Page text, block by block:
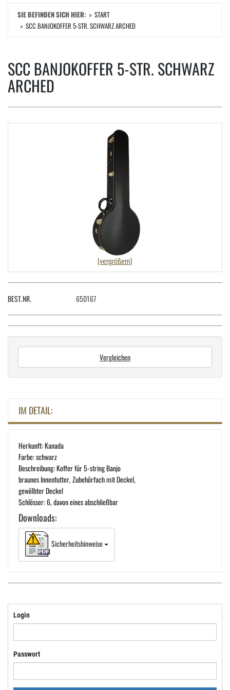
SIE BEFINDEN SICH HIER:
START
SCC BANJOKOFFER 5-STR. SCHWARZ ARCHED
SCC BANJOKOFFER 5-STR. SCHWARZ
ARCHED
[vergrößern]
BEST.NR. 650167
Vergleichen
IM DETAIL:
Herkunft: Kanada
Farbe: schwarz
Beschreibung: Koffer für 5-string Banjo
braunes Innenfutter, Zubehörfach mit Deckel,
gewölbter Deckel
Schlösser: 6, davon eines abschließbar
Downloads:
Sicherheitshinweise
Login
Passwort